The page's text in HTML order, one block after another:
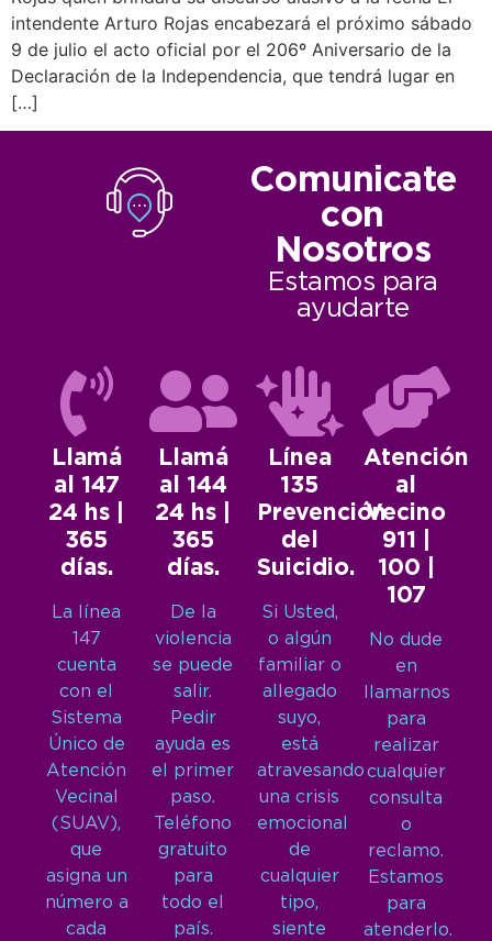
intendente Arturo Rojas encabezará el próximo sábado
9 de julio el acto oficial por el 206º Aniversario de la
Declaración de la Independencia, que tendrá lugar en
[…]
Comunicate
con
Nosotros
Estamos para
ayudarte
Llamá
al 147
24 hs |
365
días.
La línea
147
cuenta
con el
Sistema
Único de
Atención
Vecinal
(SUAV),
que
asigna un
número a
cada
Llamá
al 144
24 hs |
365
días.
De la
violencia
se puede
salir.
Pedir
ayuda es
el primer
paso.
Teléfono
gratuito
para
todo el
país.
Línea
135
Prevención
del
Suicidio.
Si Usted,
o algún
familiar o
allegado
suyo,
está
atravesando
una crisis
emocional
de
cualquier
tipo,
siente
Atención
al
Vecino
911 |
100 |
107
No dude
en
llamarnos
para
realizar
cualquier
consulta
o
reclamo.
Estamos
para
atenderlo.